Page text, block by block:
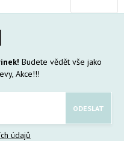
Budete vědět vše jako
Akce!!!
údajů